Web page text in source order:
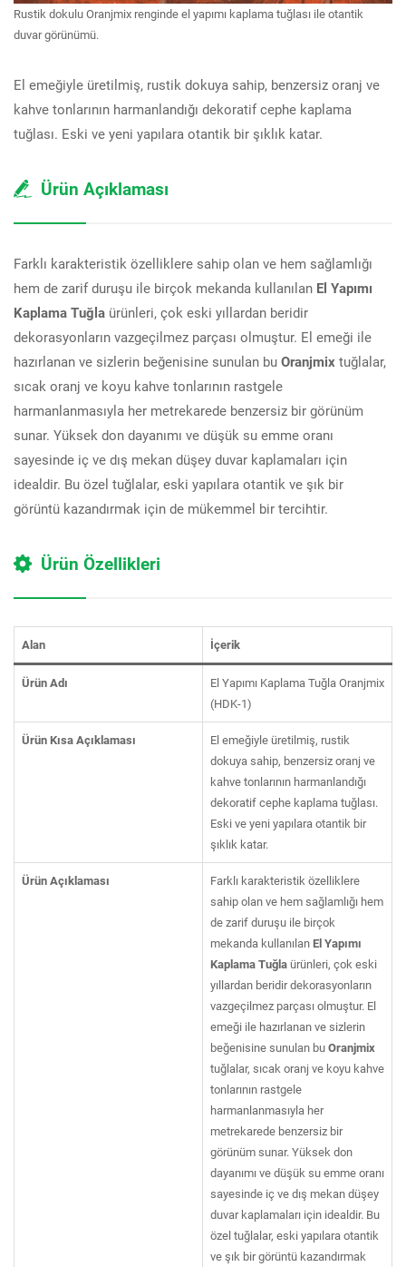
Rustik dokulu Oranjmix renginde el yapımı kaplama tuğlası ile otantik
duvar görünümü.
El emeğiyle üretilmiş, rustik dokuya sahip, benzersiz oranj ve
kahve tonlarının harmanlandığı dekoratif cephe kaplama
tuğlası. Eski ve yeni yapılara otantik bir şıklık katar.
Ürün Açıklaması
Farklı karakteristik özelliklere sahip olan ve hem sağlamlığı
hem de zarif duruşu ile birçok mekanda kullanılan El Yapımı
Kaplama Tuğla ürünleri, çok eski yıllardan beridir
dekorasyonların vazgeçilmez parçası olmuştur. El emeği ile
hazırlanan ve sizlerin beğenisine sunulan bu Oranjmix tuğlalar,
sıcak oranj ve koyu kahve tonlarının rastgele
harmanlanmasıyla her metrekarede benzersiz bir görünüm
sunar. Yüksek don dayanımı ve düşük su emme oranı
sayesinde iç ve dış mekan düşey duvar kaplamaları için
idealdir. Bu özel tuğlalar, eski yapılara otantik ve şık bir
görüntü kazandırmak için de mükemmel bir tercihtir.
Ürün Özellikleri
Alan İçerik
Ürün Adı
El Yapımı Kaplama Tuğla Oranjmix
(HDK-1)
Ürün Kısa Açıklaması
El emeğiyle üretilmiş, rustik
dokuya sahip, benzersiz oranj ve
kahve tonlarının harmanlandığı
dekoratif cephe kaplama tuğlası.
Eski ve yeni yapılara otantik bir
şıklık katar.
Ürün Açıklaması
Farklı karakteristik özelliklere
sahip olan ve hem sağlamlığı hem
de zarif duruşu ile birçok
mekanda kullanılanEl Yapımı
Kaplama Tuğla ürünleri, çok eski
yıllardan beridir dekorasyonların
vazgeçilmez parçası olmuştur. El
emeği ile hazırlanan ve sizlerin
beğenisine sunulan buOranjmix
tuğlalar, sıcak oranj ve koyu kahve
tonlarının rastgele
harmanlanmasıyla her
metrekarede benzersiz bir
görünüm sunar. Yüksek don
dayanımı ve düşük su emme oranı
sayesinde iç ve dış mekan düşey
duvar kaplamaları için idealdir. Bu
özel tuğlalar, eski yapılara otantik
ve şık bir görüntü kazandırmak